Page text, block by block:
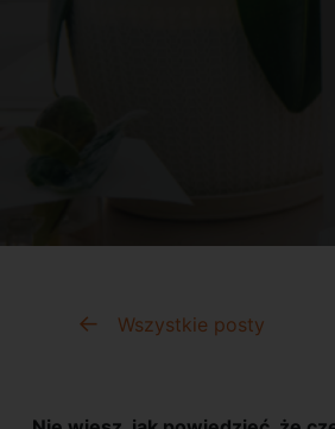
Wszystkie posty